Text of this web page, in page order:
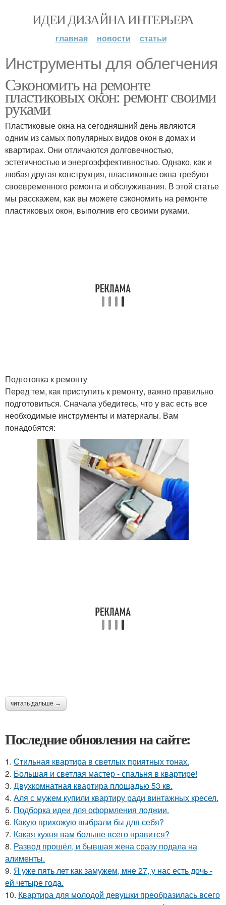
ИДЕИ ДИЗАЙНА ИНТЕРЬЕРА
главная новости статьи
Инструменты для облегчения
Сэкономить на ремонте
пластиковых окон: ремонт своими
руками
Пластиковые окна на сегодняшний день являются
одним из самых популярных видов окон в домах и
квартирах. Они отличаются долговечностью,
эстетичностью и энергоэффективностью. Однако, как и
любая другая конструкция, пластиковые окна требуют
своевременного ремонта и обслуживания. В этой статье
мы расскажем, как вы можете сэкономить на ремонте
пластиковых окон, выполнив его своими руками.
Подготовка к ремонту
Перед тем, как приступить к ремонту, важно правильно
подготовиться. Сначала убедитесь, что у вас есть все
необходимые инструменты и материалы. Вам
понадобятся:
читать дальше →
Последние обновления на сайте:
1. Стильная квартира в светлых приятных тонах.
2. Большая и светлая мастер - спальня в квартире!
3. Двухкомнатная квартира площадью 53 кв.
4. Аля с мужем купили квартиру ради винтажных кресел.
5. Подборка идеи для оформления лоджии.
6. Какую прихожую выбрали бы для себя?
7. Какая кухня вам больше всего нравится?
8. Развод прошёл, и бывшая жена сразу подала на
алименты.
9. Я уже пять лет как замужем, мне 27, у нас есть дочь -
ей четыре года.
10. Квартира для молодой девушки преобразилась всего